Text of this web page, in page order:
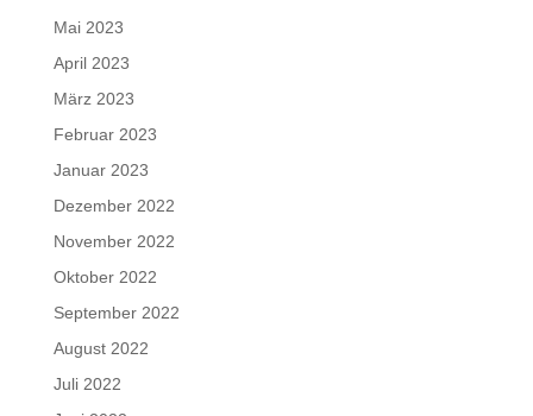
Mai 2023
April 2023
März 2023
Februar 2023
Januar 2023
Dezember 2022
November 2022
Oktober 2022
September 2022
August 2022
Juli 2022